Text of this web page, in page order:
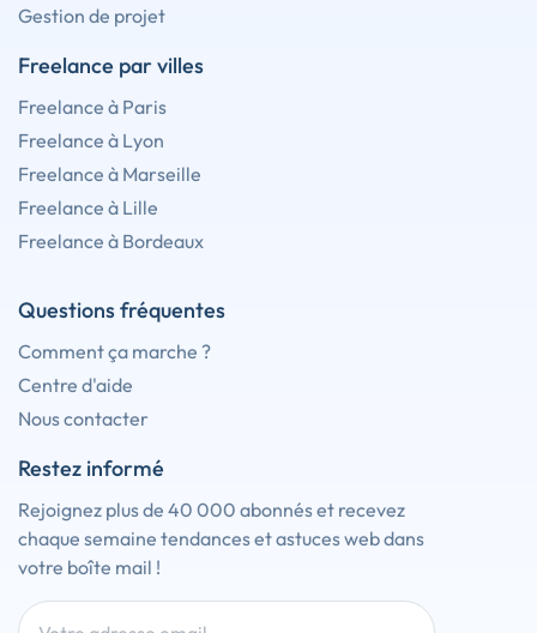
Gestion de projet
Freelance par villes
Freelance à Paris
Freelance à Lyon
Freelance à Marseille
Freelance à Lille
Freelance à Bordeaux
Questions fréquentes
Comment ça marche ?
Centre d'aide
Nous contacter
Restez informé
Rejoignez plus de 40 000 abonnés et recevez
chaque semaine tendances et astuces web dans
votre boîte mail !